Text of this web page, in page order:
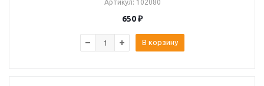
Артикул: 102080
650₽
В корзину